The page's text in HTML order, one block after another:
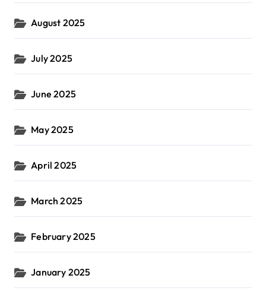
August 2025
July 2025
June 2025
May 2025
April 2025
March 2025
February 2025
January 2025